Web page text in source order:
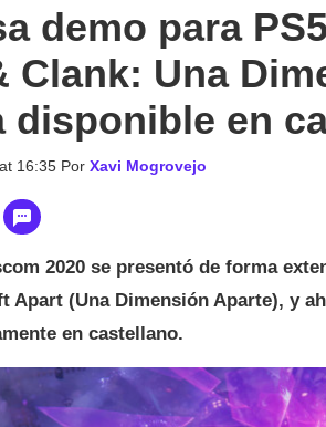
demo para
Clank: Una
disponible en
16:35 Por Xavi Mogrovejo
2020 se presentó de forma
Apart (Una Dimensión Aparte), y
en castellano.